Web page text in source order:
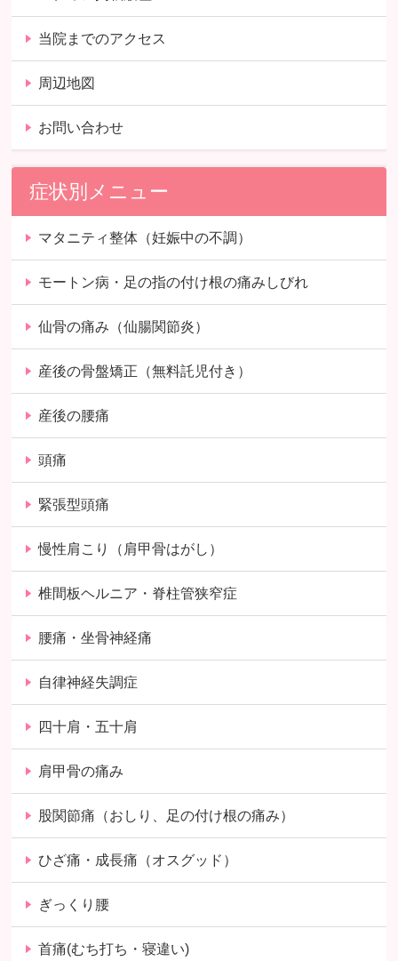
当院までのアクセス
周辺地図
お問い合わせ
症状別メニュー
マタニティ整体（妊娠中の不調）
モートン病・足の指の付け根の痛みしびれ
仙骨の痛み（仙腸関節炎）
産後の骨盤矯正（無料託児付き）
産後の腰痛
頭痛
緊張型頭痛
慢性肩こり（肩甲骨はがし）
椎間板ヘルニア・脊柱管狭窄症
腰痛・坐骨神経痛
自律神経失調症
四十肩・五十肩
肩甲骨の痛み
股関節痛（おしり、足の付け根の痛み）
ひざ痛・成長痛（オスグッド）
ぎっくり腰
首痛(むち打ち・寝違い)